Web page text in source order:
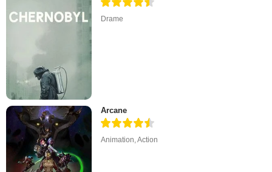
Drame
Arcane
Animation ,Action